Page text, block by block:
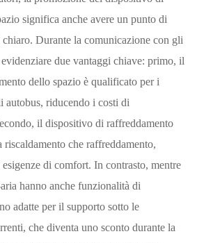
significa anche avere un punto di
Durante la comunicazione con gli
due vantaggi chiave: primo, il
dello spazio è qualificato per i
autobus, riducendo i costi di
il dispositivo di raffreddamento
che raffreddamento,
di comfort. In contrasto, mentre
hanno anche funzionalità di
adatte per il supporto sotto le
che diventa uno sconto durante la